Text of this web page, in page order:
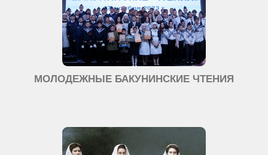
МОЛОДЕЖНЫЕ БАКУНИНСКИЕ ЧТЕНИЯ